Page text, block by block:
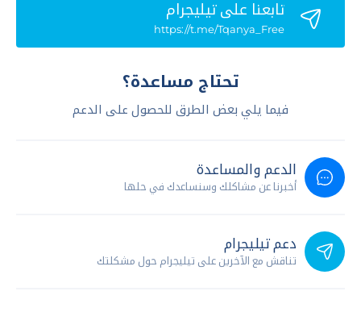
تابعنا علي تيليجرام
https://t.me/Tqanya_Free
تحتاج مساعدة؟
فيما يلي بعض الطرق للحصول على الدعم
الدعم والمساعدة
أخبرنا عن مشاكلك وسنساعدك في حلها
دعم تيليجرام
تناقش مع الآخرين على تيليجرام حول مشكلتك